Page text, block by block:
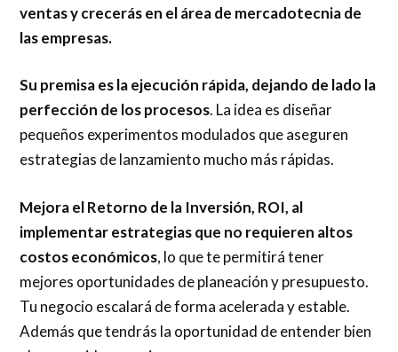
ventas y crecerás en el área de mercadotecnia de
las empresas.
Su premisa es la ejecución rápida, dejando de lado la
perfección de los procesos. La idea es diseñar
pequeños experimentos modulados que aseguren
estrategias de lanzamiento mucho más rápidas.
Mejora el Retorno de la Inversión, ROI, al
implementar estrategias que no requieren altos
costos económicos, lo que te permitirá tener
mejores oportunidades de planeación y presupuesto.
Tu negocio escalará de forma acelerada y estable.
Además que tendrás la oportunidad de entender bien